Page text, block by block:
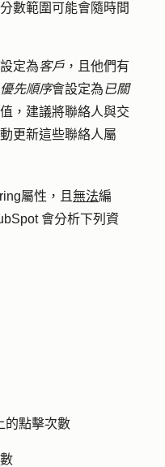
數範圍可能會隨時間
定為客戶 ，且他們有
先順序會設定為已關
，建議將聯絡人與交
更新這些聯絡人屬
屬性，且 無法編
會分析下列資
上的點擊次數